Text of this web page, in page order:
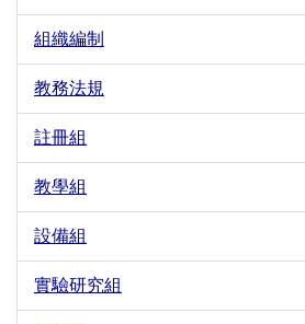
組織編制
教務法規
註冊組
教學組
設備組
實驗研究組